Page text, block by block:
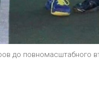
до повномасштабного